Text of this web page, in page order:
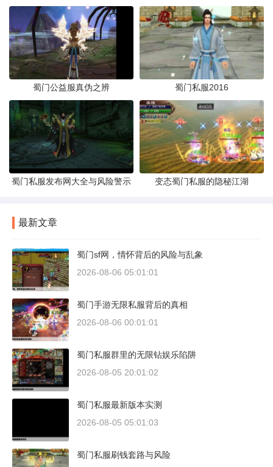
蜀门公益服真伪之辨 蜀门私服2016
蜀门私服发布网大全与风险警示 变态蜀门私服的隐秘江湖
最新文章
蜀门sf网，情怀背后的风险与乱象
2026-08-06 05:01:01
蜀门手游无限私服背后的真相
2026-08-06 00:01:01
蜀门私服群里的无限钻娱乐陷阱
2026-08-05 20:01:02
蜀门私服最新版本实测
2026-08-05 05:01:03
蜀门私服刷钱套路与风险